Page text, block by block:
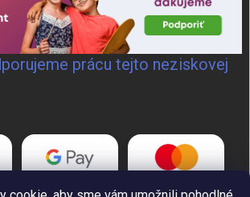
prácu tejto neziskovej